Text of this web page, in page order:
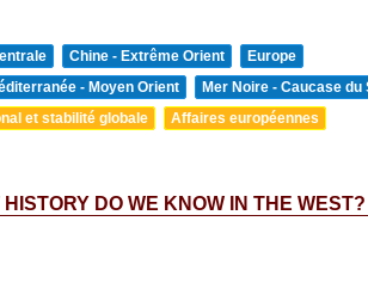
Chine - Extrême Orient
Europe
- Moyen Orient
Mer Noire - Caucase du
et stabilité globale
Affaires européennes
DO WE KNOW IN THE WEST?